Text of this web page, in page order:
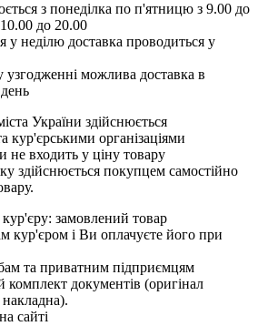
з понеділка по п'ятницю з 9.00 до
до 20.00
у неділю доставка проводиться у
можлива доставка в
України здійснюється
кур'єрськими організаціями
не входить у ціну товару
здійснюється покупцем самостійно
замовлений товар
кур'єром і Ви оплачуєте його при
та приватним підприємцям
комплект документів (оригінал
сайті